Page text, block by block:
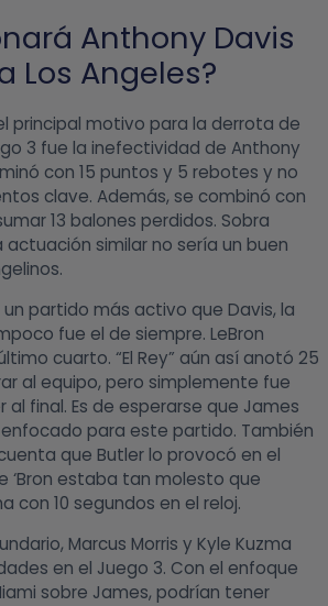
Anthony Davis
Los Angeles?
principal motivo para la derrota de
3 fue la inefectividad de Anthony
con 15 puntos y 5 rebotes y no
clave. Además, se combinó con
13 balones perdidos. Sobra
similar no sería un buen
partido más activo que Davis, la
fue el de siempre. LeBron
cuarto. “El Rey” aún así anotó 25
al equipo, pero simplemente fue
al final. Es de esperarse que James
para este partido. También
que Butler lo provocó en el
‘Bron estaba tan molesto que
con 10 segundos en el reloj.
Marcus Morris y Kyle Kuzma
en el Juego 3. Con el enfoque
sobre James, podrían tener